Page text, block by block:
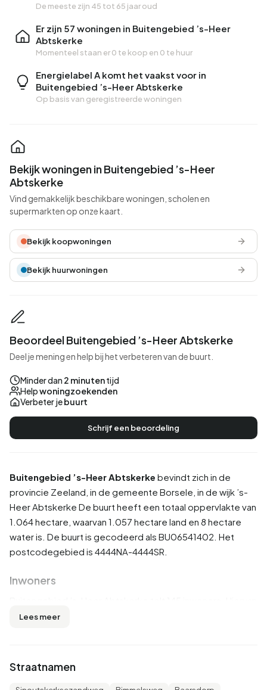
De meeste zijn 45 tot 65 jaar oud
Er zijn 57 woningen in Buitengebied ’s-Heer
Abtskerke
Momenteel staan er0 te koop en 0 te huur
Energielabel A komt het vaakst voor in
Buitengebied ’s-Heer Abtskerke
Op basis van geregistreerde woningen
Buitengebied ’s-Heer Abtskerke bevindt zich in de
provincie Zeeland , in de gemeente Borsele , in de wijk ’s-
Heer Abtskerke De buurt heeft een totaal oppervlakte van
1.064 hectare, waarvan 1.057 hectare land en 8 hectare
water is. De buurt is gecodeerd als BU06541402. Het
postcodegebied is 4444NA-4444SR.
Inwoners
is 51,7% man en 48,3% vrouw. De meeste inwoners zijn 45
37,9% is ongehuwd, 51,7% is gehuwd, 6,9% is gescheiden
Lees meer
Straatnamen
Bekijk woningen in Buitengebied ’s-Heer
Abtskerke
Vind gemakkelijk beschikbare woningen, scholen en
supermarkten op onze kaart.
Bekijk koopwoningen
Bekijk huurwoningen
Beoordeel Buitengebied ’s-Heer Abtskerke
Deel je mening en help bij het verbeteren van de buurt.
Minder dan 2 minutentijd
Helpwoningzoekenden
Verbeter jebuurt
Schrijf een beoordeling